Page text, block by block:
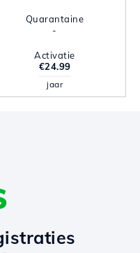
Quarantaine
-
Activatie
€24.99
jaar